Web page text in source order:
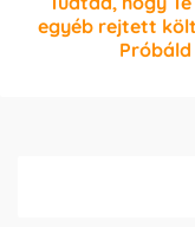
egyéb rejtett